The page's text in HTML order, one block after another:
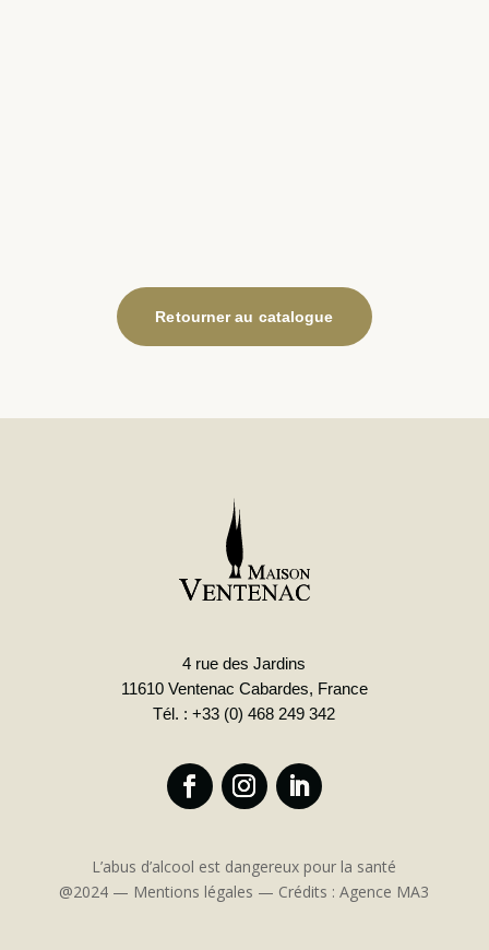
Retourner au catalogue
4 rue des Jardins
11610 Ventenac Cabardes, France
Tél. : +33 (0) 468 249 342
L’abus d’alcool est dangereux pour la santé
@2024 — Mentions légales — Crédits : Agence MA3